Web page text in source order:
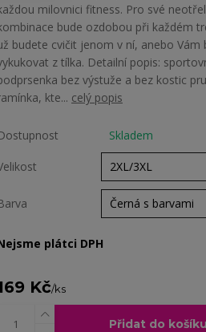
milovnici fitness. Pro své
bude ozdobou při každém
budete cvičit jenom v ní, anebo Vám
z tílka. Detailní popis:
bez výstuže a bez kostic
kte... celý popis
Skladem
plátci DPH
Kč/ks
Přidat do košíku